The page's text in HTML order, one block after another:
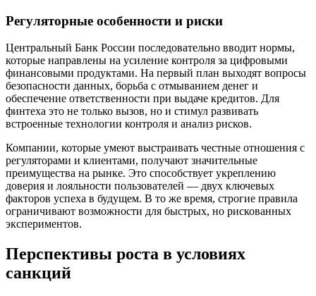
Регуляторные особенности и риски
Центральный Банк России последовательно вводит нормы,
которые направлены на усиление контроля за цифровыми
финансовыми продуктами. На первый план выходят вопросы
безопасности данных, борьба с отмыванием денег и
обеспечение ответственности при выдаче кредитов. Для
финтеха это не только вызов, но и стимул развивать
встроенные технологии контроля и анализ рисков.
Компании, которые умеют выстраивать честные отношения с
регуляторами и клиентами, получают значительные
преимущества на рынке. Это способствует укреплению
доверия и лояльности пользователей — двух ключевых
факторов успеха в будущем. В то же время, строгие правила
ограничивают возможности для быстрых, но рискованных
экспериментов.
Перспективы роста в условиях
санкций